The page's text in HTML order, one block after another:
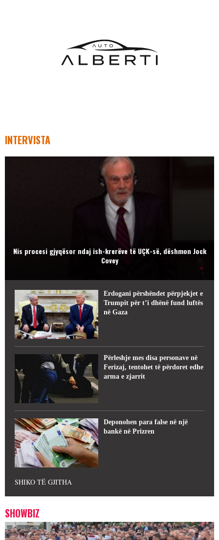
INTERVISTA
Nis procesi gjyqësor ndaj ish-krerëve të UÇK-së, dëshmon Jock
Covey
Erdogani përshëndet përpjekjet e
Trumpit për t’i dhënë fund luftës
në Gaza
Përleshje mes disa personave në
Ferizaj, tentohet të përdoret edhe
arma e zjarrit
Deponohen para false në një
bankë në Prizren
SHIKO TË GJITHA
SHOWBIZ